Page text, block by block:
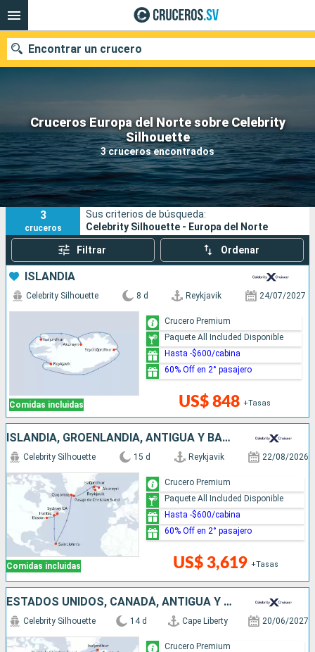
Cruceros Europa del Norte sobre Celebrity
Silhouette
3 cruceros encontrados
Encontrar un crucero
Nuestros destinos
Fecha de salida
Puertos Compañías
Buscar
3
cruceros
Sus criterios de búsqueda:
Celebrity Silhouette - Europa del Norte
Filtrar Ordenar
ISLANDIA
Comidas incluidas
Celebrity Silhouette 8 d Reykjavik 24/07/2027
US$ 848 +Tasas
Crucero Premium
Paquete All Included Disponible
Hasta -$600/cabina
60% Off en 2° pasajero
ISLANDIA, GROENLANDIA, ANTIGUA Y BARBUDA, CANADÁ, ESTADOS UNIDOS
Comidas incluidas
Celebrity Silhouette 15 d Reykjavik 22/08/2026
US$ 3,619 +Tasas
Crucero Premium
Paquete All Included Disponible
Hasta -$600/cabina
60% Off en 2° pasajero
ESTADOS UNIDOS, CANADÁ, ANTIGUA Y BARBUDA, GROENLANDIA, ISLANDIA
Celebrity Silhouette 14 d Cape Liberty 20/06/2027
Crucero Premium